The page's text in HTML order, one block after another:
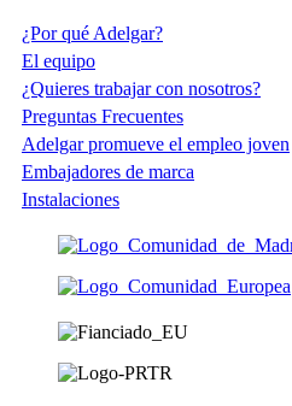
¿Por qué Adelgar?
El equipo
¿Quieres trabajar con nosotros?
Preguntas Frecuentes
Adelgar promueve el empleo joven
Embajadores de marca
Instalaciones